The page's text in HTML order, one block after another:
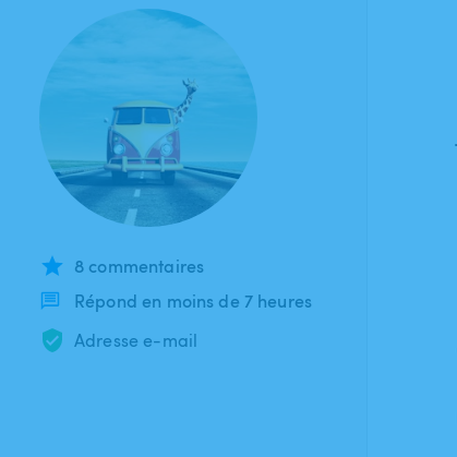
8 commentaires
Répond en moins de 7 heures
Adresse e-mail